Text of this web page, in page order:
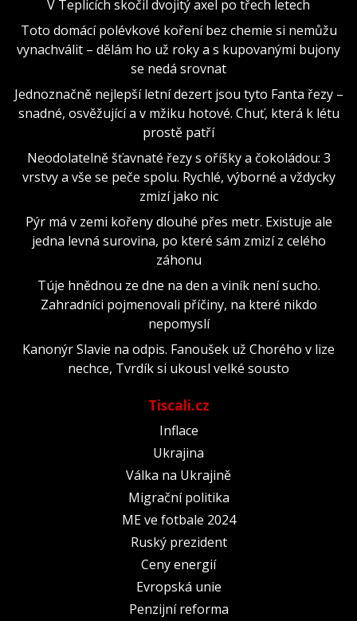
V Teplicích skočil dvojitý axel po třech letech
Toto domácí polévkové koření bez chemie si nemůžu
vynachválit – dělám ho už roky a s kupovanými bujony
se nedá srovnat
Jednoznačně nejlepší letní dezert jsou tyto Fanta řezy –
snadné, osvěžující a v mžiku hotové. Chuť, která k létu
prostě patří
Neodolatelně šťavnaté řezy s oříšky a čokoládou: 3
vrstvy a vše se peče spolu. Rychlé, výborné a vždycky
zmizí jako nic
Pýr má v zemi kořeny dlouhé přes metr. Existuje ale
jedna levná surovina, po které sám zmizí z celého
záhonu
Túje hnědnou ze dne na den a viník není sucho.
Zahradníci pojmenovali příčiny, na které nikdo
nepomyslí
Kanonýr Slavie na odpis. Fanoušek už Chorého v lize
nechce, Tvrdík si ukousl velké sousto
Tiscali.cz
Inflace
Ukrajina
Válka na Ukrajině
Migrační politika
ME ve fotbale 2024
Ruský prezident
Ceny energií
Evropská unie
Penzijní reforma